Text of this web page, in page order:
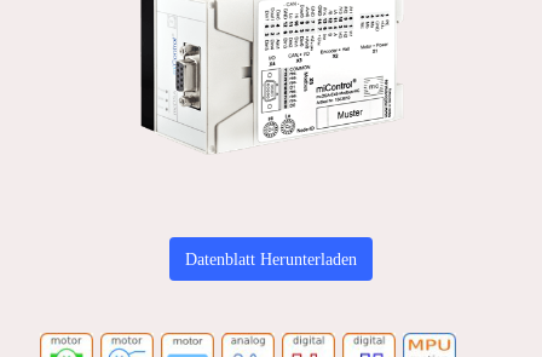
Datenblatt Herunterladen